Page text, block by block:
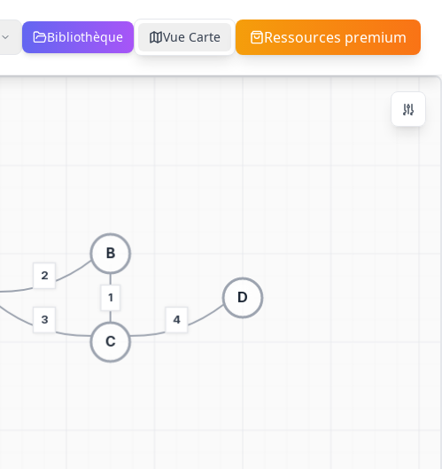
Bibliothèque Vue Carte Ressources premium
Centrer